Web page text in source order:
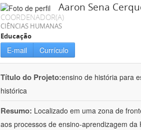
Aaron Sena
COORDENADOR(A)
CIÊNCIAS HUMANAS
Educação
E-mail Currículo
Título do Projeto:ensino de história para
histórica
Resumo: Localizado em uma zona de
aos processos de ensino-aprendizagem